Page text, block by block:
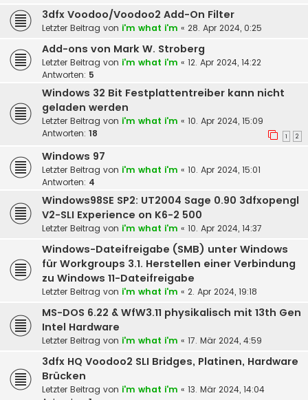
3dfx Voodoo/Voodoo2 Add-On Filter
Letzter Beitrag von i'm what i'm « 28. Apr 2024, 0:25
Add-ons von Mark W. Stroberg
Letzter Beitrag von i'm what i'm « 12. Apr 2024, 14:22
Antworten: 5
Windows 32 Bit Festplattentreiber kann nicht
geladen werden
Letzter Beitrag von i'm what i'm « 10. Apr 2024, 15:09
Antworten: 18 1 2
Windows 97
Letzter Beitrag von i'm what i'm « 10. Apr 2024, 15:01
Antworten: 4
Windows98SE SP2: UT2004 Sage 0.90 3dfxopengl
V2-SLI Experience on K6-2 500
Letzter Beitrag von i'm what i'm « 10. Apr 2024, 14:37
Windows-Dateifreigabe (SMB) unter Windows
für Workgroups 3.1. Herstellen einer Verbindung
zu Windows 11-Dateifreigabe
Letzter Beitrag von i'm what i'm « 2. Apr 2024, 19:18
MS-DOS 6.22 & WfW3.11 physikalisch mit 13th Gen
Intel Hardware
Letzter Beitrag von i'm what i'm « 17. Mär 2024, 4:59
3dfx HQ Voodoo2 SLI Bridges, Platinen, Hardware
Brücken
Letzter Beitrag von i'm what i'm « 13. Mär 2024, 14:04